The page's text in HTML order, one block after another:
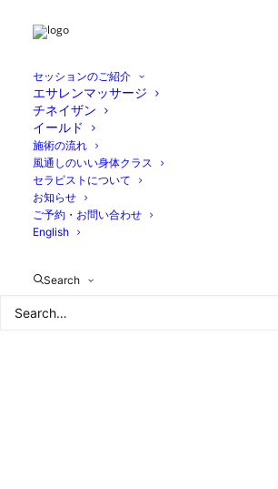
セッションのご紹介
エサレンマッサージ
チネイザン
イールド
施術の流れ
風通しのいい身体クラス
セラピストについて
お知らせ
ご予約・お問い合わせ
English
Search
745D6E32-7C5D-430C-B8C5-